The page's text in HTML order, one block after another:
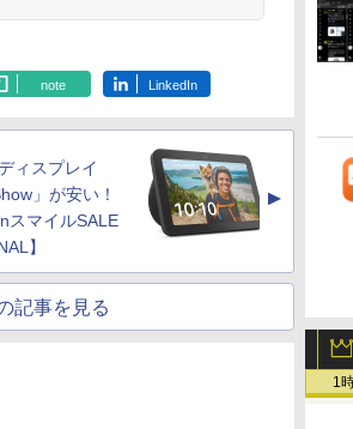
1
note LinkedIn
ィスプレイ
」が安い！
スマイルSALE
】
▲
記事を見る